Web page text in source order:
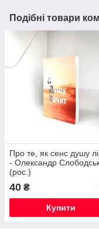
Подібні товари
Про те, як сенс душу
- Олександр
(рос.)
40 ₴
Купити